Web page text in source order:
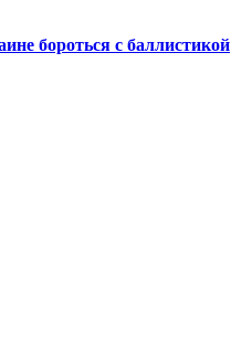
бороться с баллистикой